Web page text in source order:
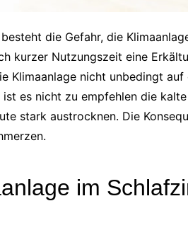
die Gefahr, die
kurzer Nutzungszeit eine
Klimaanlage nicht unbedingt
ist es nicht zu empfehlen die
stark austrocknen. Die
im